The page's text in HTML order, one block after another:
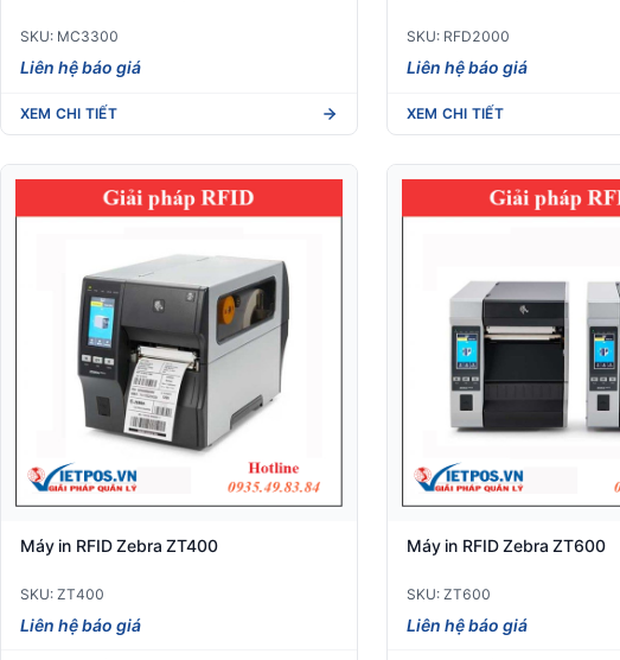
SKU: MC3300
Liên hệ báo giá
XEM CHI TIẾT
SKU: RFD2000
Liên hệ báo giá
XEM CHI TIẾT
Máy in RFID Zebra ZT400
SKU: ZT400
Liên hệ báo giá
Máy in RFID Zebra ZT600
SKU: ZT600
Liên hệ báo giá